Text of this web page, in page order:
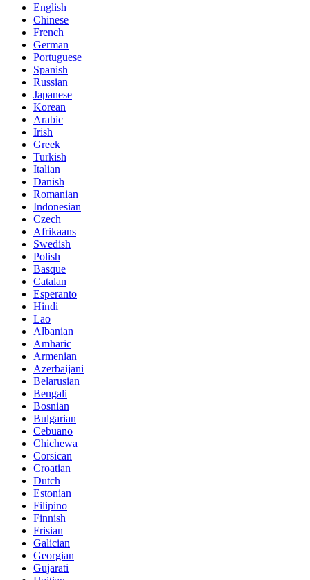
English
Chinese
French
German
Portuguese
Spanish
Russian
Japanese
Korean
Arabic
Irish
Greek
Turkish
Italian
Danish
Romanian
Indonesian
Czech
Afrikaans
Swedish
Polish
Basque
Catalan
Esperanto
Hindi
Lao
Albanian
Amharic
Armenian
Azerbaijani
Belarusian
Bengali
Bosnian
Bulgarian
Cebuano
Chichewa
Corsican
Croatian
Dutch
Estonian
Filipino
Finnish
Frisian
Galician
Georgian
Gujarati